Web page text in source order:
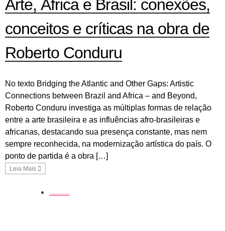
Arte, África e Brasil: conexões,
conceitos e críticas na obra de
Roberto Conduru
No texto Bridging the Atlantic and Other Gaps: Artistic
Connections between Brazil and Africa – and Beyond,
Roberto Conduru investiga as múltiplas formas de relação
entre a arte brasileira e as influências afro-brasileiras e
africanas, destacando sua presença constante, mas nem
sempre reconhecida, na modernização artística do país. O
ponto de partida é a obra […]
Leia Mais
artistas